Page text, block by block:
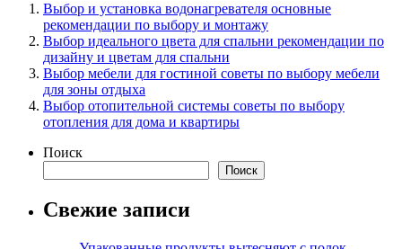
Выбор и установка водонагревателя основные
рекомендации по выбору и монтажу
Выбор идеального цвета для спальни рекомендации по
дизайну и цветам для спальни
Выбор мебели для гостиной советы по выбору мебели
для зоны отдыха
Выбор отопительной системы советы по выбору
отопления для дома и квартиры
Поиск
Поиск
Свежие записи